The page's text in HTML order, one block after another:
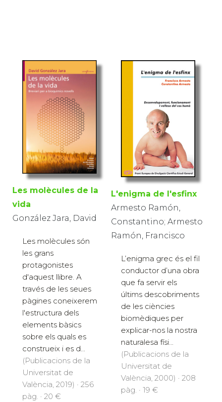
Les molècules de la
vida
González Jara, David
Les molècules són
les grans
protagonistes
d'aquest llibre. A
través de les seues
pàgines coneixerem
l'estructura dels
elements bàsics
sobre els quals es
construeix i es d...
(Publicacions de la
Universitat de
València, 2019) · 256
pàg. · 20 €
L'enigma de l'esfinx
Armesto Ramón,
Constantino; Armesto
Ramón, Francisco
L’enigma grec és el fil
conductor d’una obra
que fa servir els
últims descobriments
de les ciències
biomèdiques per
explicar-nos la nostra
naturalesa físi...
(Publicacions de la
Universitat de
València, 2000) · 208
pàg. · 19 €